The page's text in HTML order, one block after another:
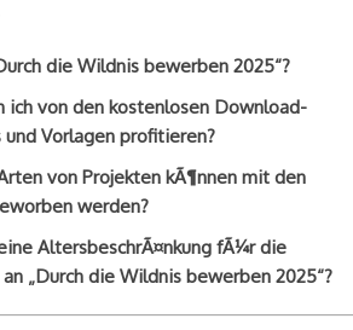
die Wildnis bewerben 2025“?
ich von den kostenlosen Download-
Vorlagen profitieren?
von Projekten kÃ¶nnen mit den
werden?
AltersbeschrÃ¤nkung fÃ¼r die
„Durch die Wildnis bewerben 2025“?